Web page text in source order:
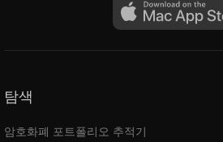
탐색
암호화폐 포트폴리오 추적기